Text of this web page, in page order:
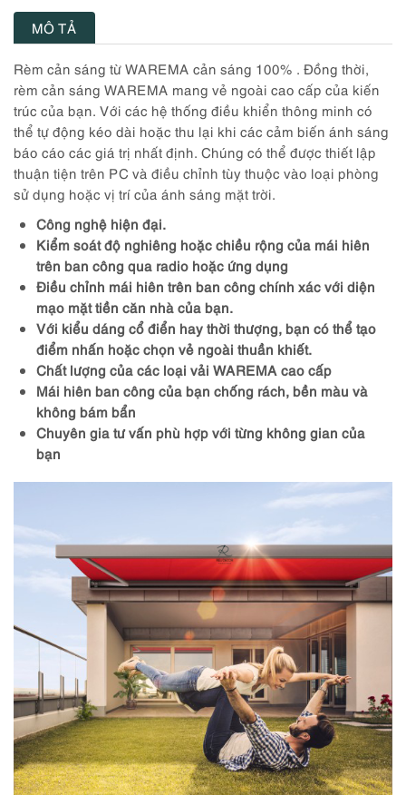
MÔ TẢ
Rèm cản sáng từ WAREMA cản sáng 100% . Đồng thời,
rèm cản sáng WAREMA mang vẻ ngoài cao cấp của kiến ​​
trúc của bạn. Với các hệ thống điều khiển thông minh có
thể tự động kéo dài hoặc thu lại khi các cảm biến ánh sáng
báo cáo các giá trị nhất định. Chúng có thể được thiết lập
thuận tiện trên PC và điều chỉnh tùy thuộc vào loại phòng
sử dụng hoặc vị trí của ánh sáng mặt trời.
Công nghệ hiện đại.
Kiểm soát độ nghiêng hoặc chiều rộng của mái hiên
trên ban công qua radio hoặc ứng dụng
Điều chỉnh mái hiên trên ban công chính xác với diện
mạo mặt tiền căn nhà của bạn.
Với kiểu dáng cổ điển hay thời thượng, bạn có thể tạo
điểm nhấn hoặc chọn vẻ ngoài thuần khiết.
Chất lượng của các loại vải WAREMA cao cấp
Mái hiên ban công của bạn chống rách, bền màu và
không bám bẩn
Chuyên gia tư vấn phù hợp với từng không gian của
bạn